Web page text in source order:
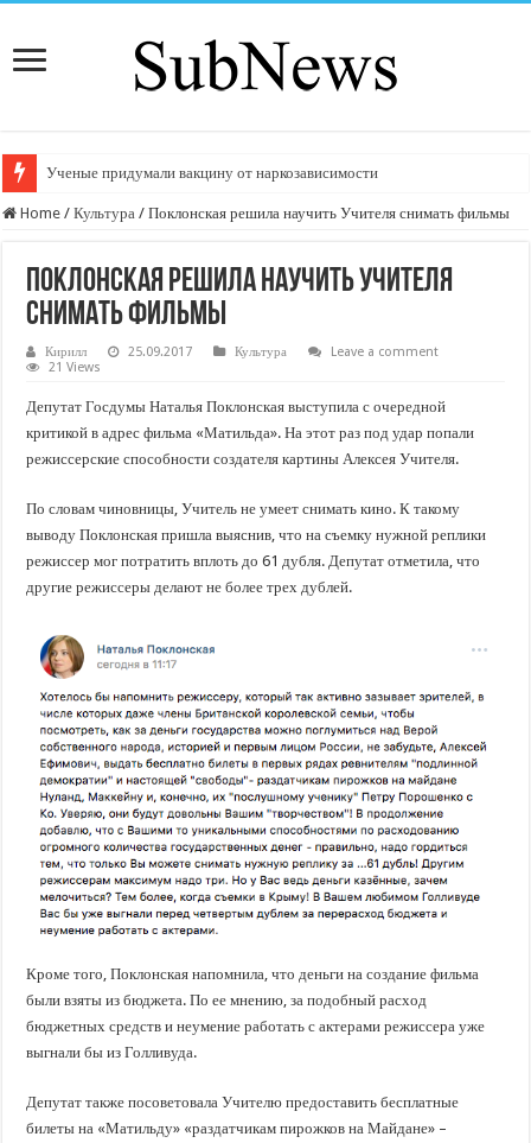
Ученые придумали вакцину от наркозависимости
Home / Культура / Поклонская решила научить Учителя снимать фильмы
Поклонская решила научить Учителя
снимать фильмы
Кирилл 25.09.2017 Культура
Leave a comment
21 Views
Депутат Госдумы Наталья Поклонская выступила с очередной
критикой в адрес фильма «Матильда». На этот раз под удар попали
режиссерские способности создателя картины Алексея Учителя.
По словам чиновницы, Учитель не умеет снимать кино. К такому
выводу Поклонская пришла выяснив, что на съемку нужной реплики
режиссер мог потратить вплоть до 61 дубля. Депутат отметила, что
другие режиссеры делают не более трех дублей.
Кроме того, Поклонская напомнила, что деньги на создание фильма
были взяты из бюджета. По ее мнению, за подобный расход
бюджетных средств и неумение работать с актерами режиссера уже
выгнали бы из Голливуда.
Депутат также посоветовала Учителю предоставить бесплатные
билеты на «Матильду» «раздатчикам пирожков на Майдане» –